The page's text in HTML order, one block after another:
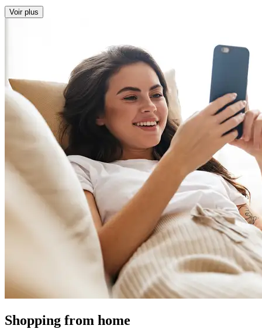
Voir plus
Shopping from home